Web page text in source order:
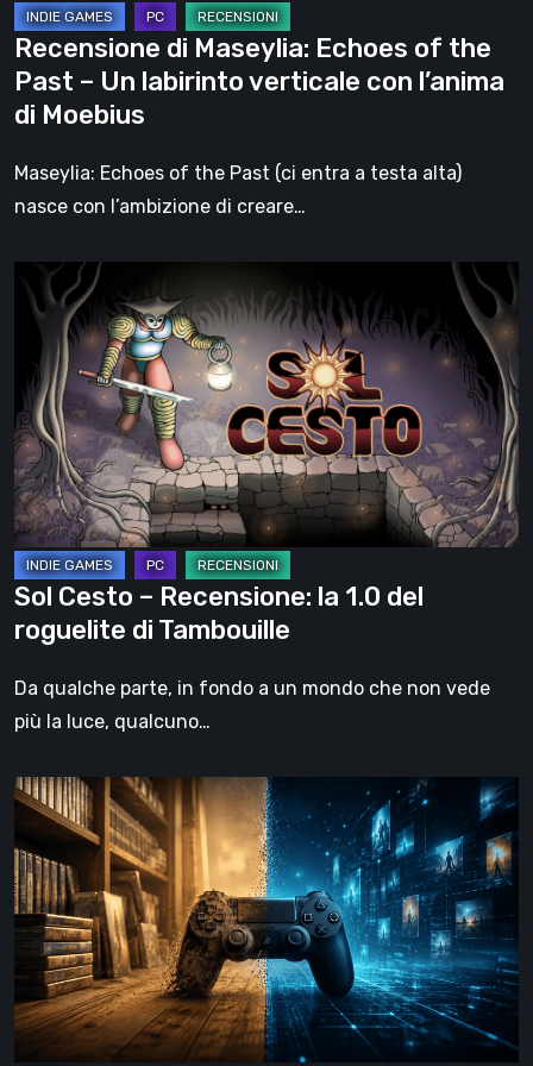
labirinto
verticale
con
l’anima
di
Recensione di Maseylia: Echoes of the
Past – Un labirinto verticale con l’anima
di Moebius
Maseylia: Echoes of the Past (ci entra a testa alta)
nasce con l’ambizione di creare…
Cesto
Recensione:
la
1.0
del
roguelite
di
Tambouille
Sol Cesto – Recensione: la 1.0 del
roguelite di Tambouille
Da qualche parte, in fondo a un mondo che non vede
più la luce, qualcuno…
Il
futuro
del
formato
fisico
videogiochi